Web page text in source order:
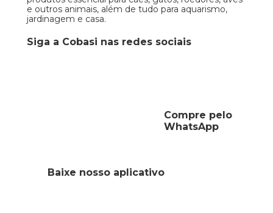
e outros animais, além de tudo para aquarismo,
jardinagem e casa.
Siga a Cobasi nas redes sociais
Compre pelo
WhatsApp
Baixe nosso aplicativo